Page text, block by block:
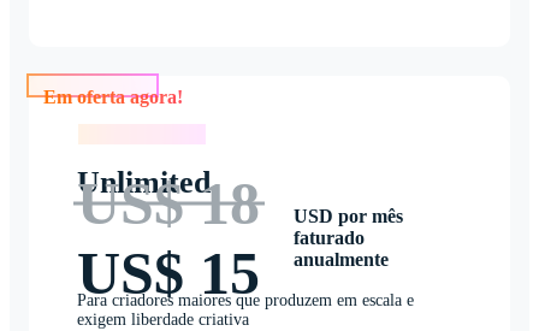
Unlimited
US$ 18
US$ 15
USD por mês
faturado
anualmente
Para criadores maiores que produzem em escala e
exigem liberdade criativa